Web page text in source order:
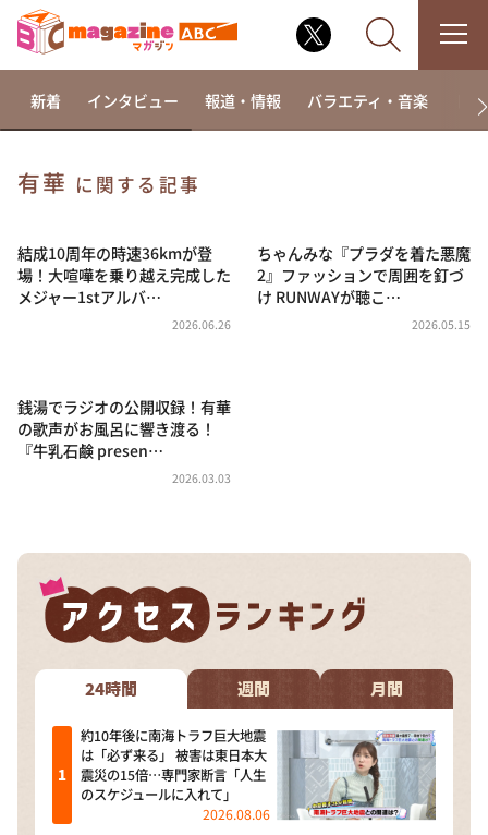
相席食堂
これ余談なんですけど・・・
～人生密着トークバラエティ！～ やすとものいたっ
news おかえり
河合＆A.B.C-Z塚田×福井アナ「なんでやねん！？」
（news おかえり）
教えて！ニュースライブ 正義のミカタ
ＬＩＦＥ～夢のカタチ～
新婚さんいらっしゃい！
ポツンと一軒家
ザキ山小屋本館
ぺこぱのまるスポ
新着 インタビュー 報道・情報 バラエティ・音楽 ド
有華 に関する記事
結成10周年の時速36kmが登
場！大喧嘩を乗り越え完成した
メジャー1stアルバ…
2026.06.26
ちゃんみな『プラダを着た悪魔
2』ファッションで周囲を釘づ
け RUNWAYが聴こ…
2026.05.15
銭湯でラジオの公開収録！有華
の歌声がお風呂に響き渡る！
『牛乳石鹸 presen…
2026.03.03
24時間 週間 月間
約10年後に南海トラフ巨大地震
は「必ず来る」 被害は東日本大
震災の15倍…専門家断言「人生
のスケジュールに入れて」
2026.08.06